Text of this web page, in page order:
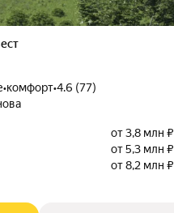
•комфорт•4.6 (77)
от 3,8 млн ₽
от 5,3 млн ₽
от 8,2 млн ₽